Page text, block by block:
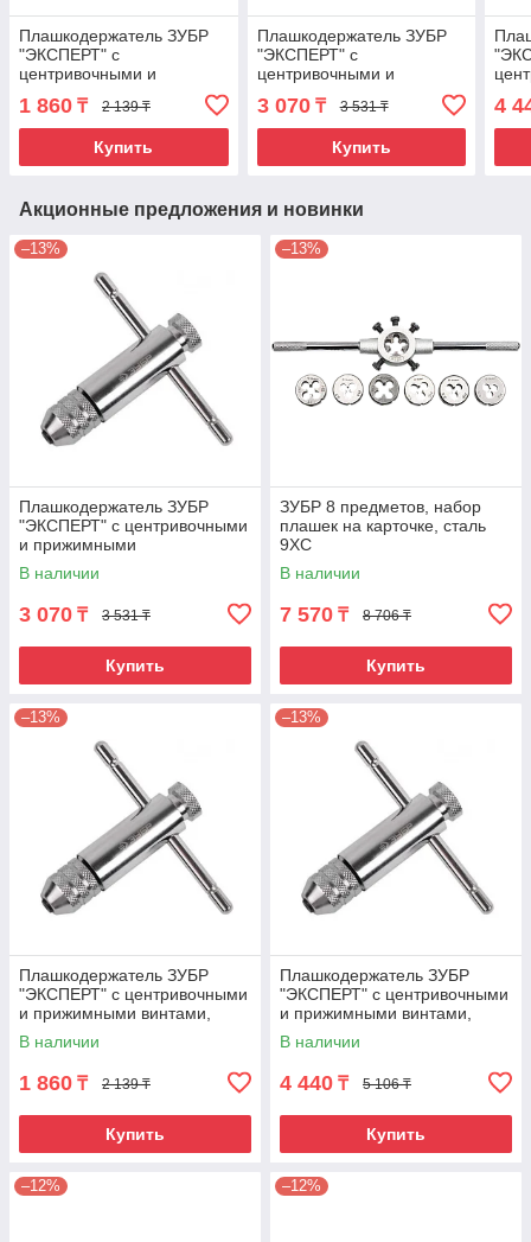
Плашкодержатель ЗУБР
"ЭКСПЕРТ" с
центривочными и
прижимными винтами,
20х7мм для М3, М4, М5, L
- 200мм
1 860 ₸ 2 139 ₸
Купить
Плашкодержатель ЗУБР
"ЭКСПЕРТ" с
центривочными и
прижимными
винтами,30х11мм для
М10, L - 275мм
3 070₸ 3 531 ₸
Купить
-
4
Акционные предложения и новинки
–13%
Плашкодержатель ЗУБР
"ЭКСПЕРТ" с центривочными
и прижимными
винтами,30х11мм для М10, L
- 275мм
В наличии
3 070 ₸ 3 531 ₸
Купить
–13%
ЗУБР 8 предметов, набор
плашек на карточке, сталь
9ХС
В наличии
7 570 ₸ 8 706 ₸
Купить
–13%
Плашкодержатель ЗУБР
"ЭКСПЕРТ" с центривочными
и прижимными винтами,
20х7мм для М3, М4, М5, L -
200мм
В наличии
1 860 ₸ 2 139 ₸
Купить
–13%
Плашкодержатель ЗУБР
"ЭКСПЕРТ" с центривочными
и прижимными винтами,
38х14мм для М12 - М14, L -
315мм
В наличии
4 440 ₸ 5 106 ₸
Купить
–12% –12%